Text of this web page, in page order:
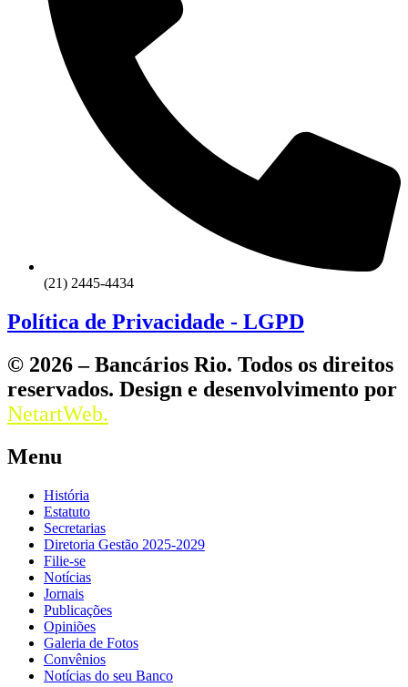
(21) 2445-4434
Política de Privacidade - LGPD
© 2026 – Bancários Rio. Todos os direitos
reservados. Design e desenvolvimento por
NetartWeb.
Menu
História
Estatuto
Secretarias
Diretoria Gestão 2025-2029
Filie-se
Notícias
Jornais
Publicações
Opiniões
Galeria de Fotos
Convênios
Notícias do seu Banco